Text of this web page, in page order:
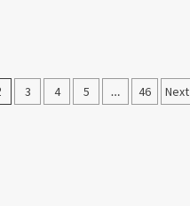
3 4 5 … 46 Next